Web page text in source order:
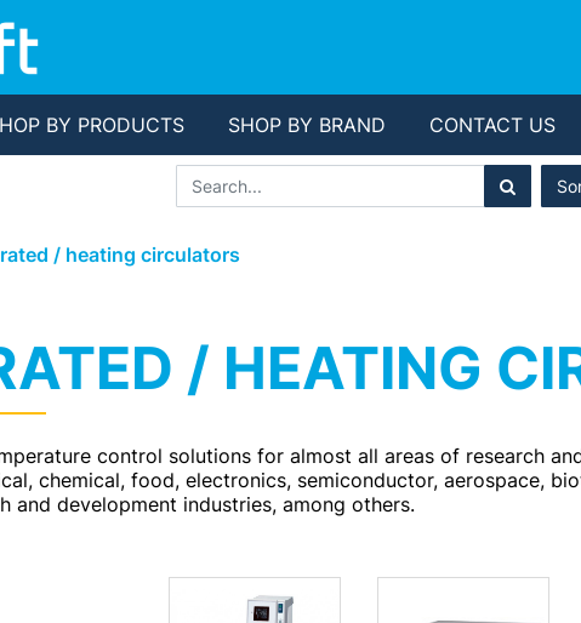
BY PRODUCTS SHOP BY BRAND CONTACT US
/ heating circulators
/ HEATING
control solutions for almost all areas of research
chemical, food, electronics, semiconductor, aerospace,
and development industries, among others.